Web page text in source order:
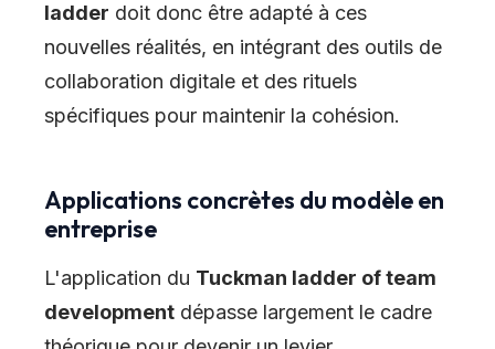
ladder doit donc être adapté à ces
nouvelles réalités, en intégrant des outils de
collaboration digitale et des rituels
spécifiques pour maintenir la cohésion.
Applications concrètes du modèle en
entreprise
L'application du Tuckman ladder of team
development dépasse largement le cadre